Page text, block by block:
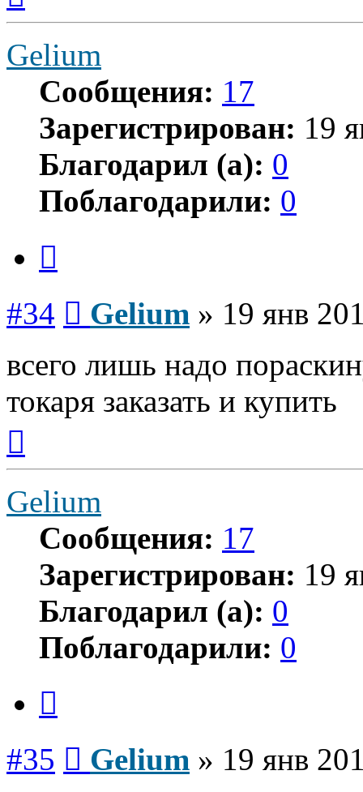
началу
Gelium
Сообщения: 17
Зарегистрирован: 19
Благодарил (а): 0
Поблагодарили: 0
#34 Gelium » 19 янв
всего лишь надо
токаря заказать и купить
началу
Gelium
Сообщения: 17
Зарегистрирован: 19
Благодарил (а): 0
Поблагодарили: 0
#35 Gelium » 19 янв